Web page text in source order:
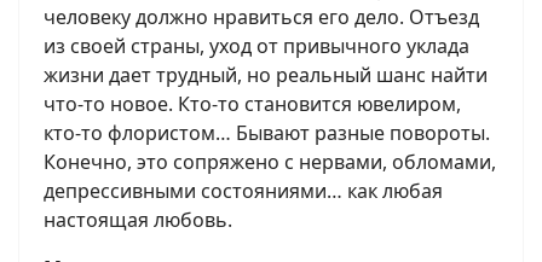
человеку должно нравиться его дело. Отъезд
из своей страны, уход от привычного уклада
жизни дает трудный, но реальный шанс найти
что-то новое. Кто-то становится ювелиром,
кто-то флористом… Бывают разные повороты.
Конечно, это сопряжено с нервами, обломами,
депрессивными состояниями… как любая
настоящая любовь.